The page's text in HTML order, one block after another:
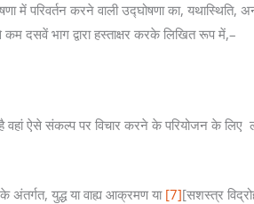
में परिवर्तन करने वाली उद्घोषणा का,
भाग द्वारा हस्ताक्षर करके लिखित रूप में,–
वहां ऐसे संकल्प पर विचार करने के परियोजन के लिए
अंतर्गत, युद्ध या वाह्य आक्रमण या [7][सशस्त्र